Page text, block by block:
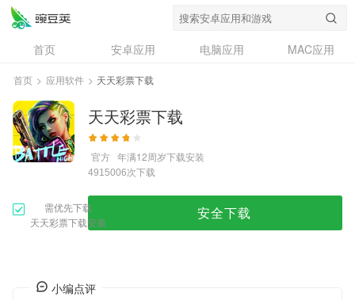
首页 安卓应用 电脑应用
MAC应用
资讯
专题
问答
首页 > 应用软件 > 天天彩票下载
天天彩票下载
官方 年满12周岁下载安装
4915006次下载
需优先下载
天天彩票下载安装
安全下载
小编点评